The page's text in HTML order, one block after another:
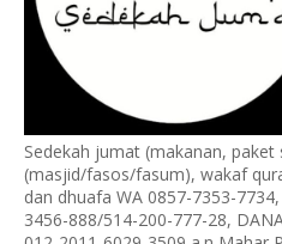
Sedekah jumat (makanan,
(masjid/fasos/fasum), wakaf
dan dhuafa WA 0857-7353-
3456-888/514-200-777-28,